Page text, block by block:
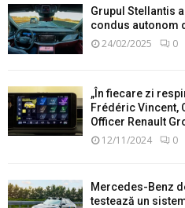
Grupul Stellantis
condus autonom
24/02/2025 0
„În fiecare zi
Frédéric Vincent,
Officer Renault
12/11/2024 0
Mercedes-Benz
testează un